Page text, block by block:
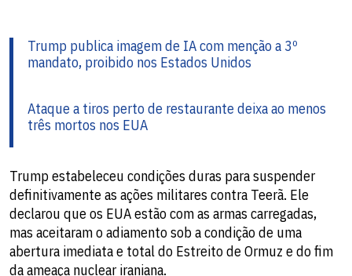
Trump publica imagem de IA com menção a 3º
mandato, proibido nos Estados Unidos
Ataque a tiros perto de restaurante deixa ao menos
três mortos nos EUA
Trump estabeleceu condições duras para suspender
definitivamente as ações militares contra Teerã. Ele
declarou que os EUA estão com as armas carregadas,
mas aceitaram o adiamento sob a condição de uma
abertura imediata e total do Estreito de Ormuz e do fim
da ameaça nuclear iraniana.